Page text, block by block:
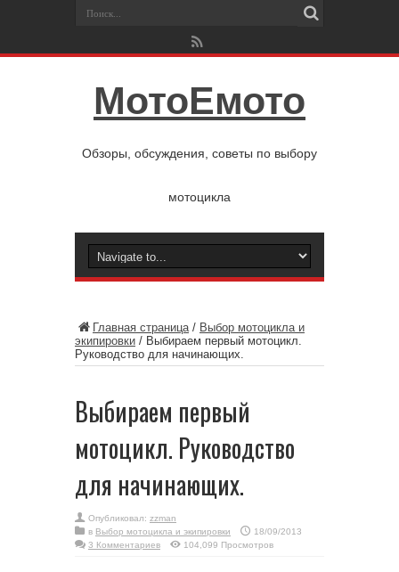
МотоЕмото
Обзоры, обсуждения, советы по выбору
мотоцикла
Главная страница/ Выбор мотоцикла и
экипировки / Выбираем первый мотоцикл.
Руководство для начинающих.
Выбираем первый
мотоцикл. Руководство
для начинающих.
Опубликовал: zzman
в Выбор мотоцикла и экипировки
18/09/2013
3 Комментариев
104,099 Просмотров